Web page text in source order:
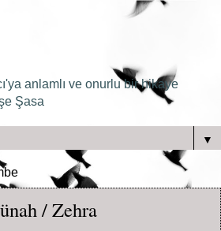
anlamlı ve onurlu bir hikaye
Şasa
▼
/ Zehra